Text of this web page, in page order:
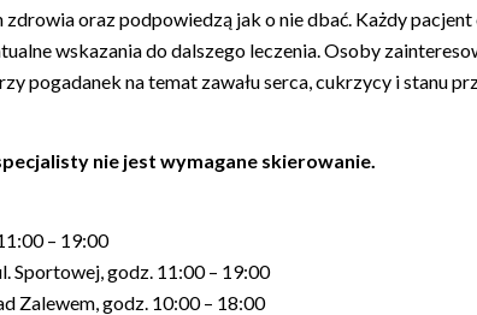
oraz podpowiedzą jak o nie dbać. Każdy
wskazania do dalszego leczenia. Osoby
pogadanek na temat zawału serca, cukrzycy i stanu
nie jest wymagane skierowanie.
– 19:00
Sportowej, godz. 11:00 – 19:00
Zalewem, godz. 10:00 – 18:00